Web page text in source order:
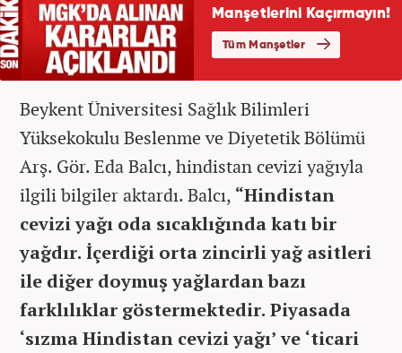
Beykent Üniversitesi Sağlık Bilimleri
Yüksekokulu Beslenme ve Diyetetik Bölümü
Arş. Gör. Eda Balcı, hindistan cevizi yağıyla
ilgili bilgiler aktardı. Balcı, “Hindistan
cevizi yağı oda sıcaklığında katı bir
yağdır. İçerdiği orta zincirli yağ asitleri
ile diğer doymuş yağlardan bazı
farklılıklar göstermektedir. Piyasada
‘sızma Hindistan cevizi yağı’ ve ‘ticari